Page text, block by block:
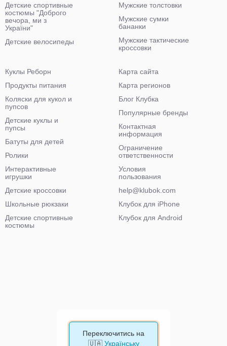
Детские спортивные
костюмы "Доброго
вечора, ми з
України"
Детские велосипеды
Мужские толстовки
Мужские сумки
бананки
Мужские тактические
кроссовки
Куклы Реборн
Продукты питания
Коляски для кукол и
пупсов
Детские куклы и
пупсы
Батуты для детей
Ролики
Интерактивные
игрушки
Детские кроссовки
Школьные рюкзаки
Детские спортивные
костюмы
Карта сайта
Карта регионов
Блог Клубка
Популярные бренды
Контактная
информация
Ограничение
ответственности
Условия
пользования
help@klubok.com
Клубок для iPhone
Клубок для Android
Переключитись на
🇺🇦 Українську